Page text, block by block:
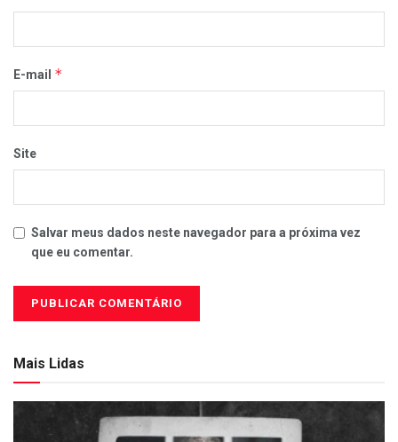
E-mail *
Site
Salvar meus dados neste navegador para a próxima vez
que eu comentar.
Mais Lidas